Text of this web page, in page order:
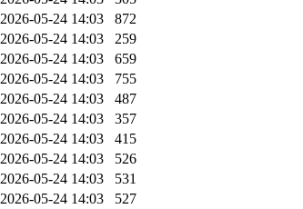
2026-05-24 14:03
872
2026-05-24 14:03
259
2026-05-24 14:03
659
2026-05-24 14:03
755
2026-05-24 14:03
487
2026-05-24 14:03
357
2026-05-24 14:03
415
2026-05-24 14:03
526
2026-05-24 14:03
531
2026-05-24 14:03
527